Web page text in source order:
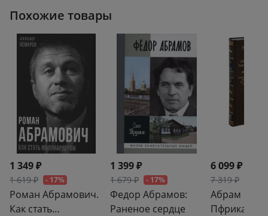
Похожие товары
1 349 ₽
1 619 ₽ - 17%
Роман Абрамович.
Как стать
1 399 ₽
1 679 ₽ - 17%
Федор Абрамов:
Раненое сердце
6 099 ₽
7 319 ₽
Абрам